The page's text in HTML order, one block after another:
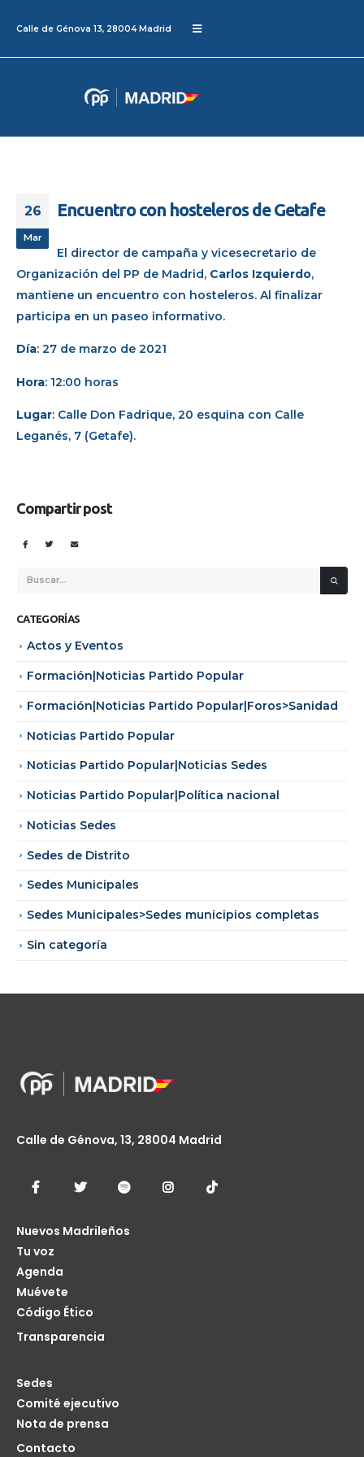
Calle de Génova 13, 28004 Madrid
26
Mar
Encuentro con hosteleros de Getafe
El director de campaña y vicesecretario de
Organización del PP de Madrid, Carlos Izquierdo,
mantiene un encuentro con hosteleros. Al finalizar
participa en un paseo informativo.
Día: 27 de marzo de 2021
Hora: 12:00 horas
Lugar: Calle Don Fadrique, 20 esquina con Calle
Leganés, 7 (Getafe).
Compartir post
CATEGORÍAS
Actos y Eventos
Formación|Noticias Partido Popular
Formación|Noticias Partido Popular|Foros>Sanidad
Noticias Partido Popular
Noticias Partido Popular|Noticias Sedes
Noticias Partido Popular|Política nacional
Noticias Sedes
Sedes de Distrito
Sedes Municipales
Sedes Municipales>Sedes municipios completas
Sin categoría
Calle de Génova, 13, 28004 Madrid
Nuevos Madrileños
Tu voz
Agenda
Muévete
Código Ético
Transparencia
Sedes
Comité ejecutivo
Nota de prensa
Contacto